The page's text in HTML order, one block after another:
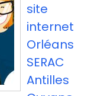
site
internet
Orléans
SERAC
Antilles